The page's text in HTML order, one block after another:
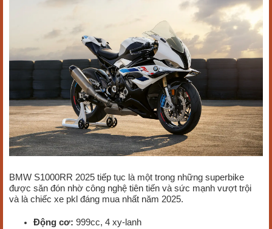
BMW S1000RR 2025 tiếp tục là một trong những superbike
được săn đón nhờ công nghệ tiên tiến và sức mạnh vượt trội
và là chiếc xe pkl đáng mua nhất năm 2025.
Động cơ: 999cc, 4 xy-lanh